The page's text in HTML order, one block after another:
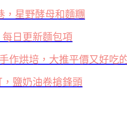
，星野酵母和麵糰
日更新麵包項
作烘培，大推平價又好吃
鹽奶油卷搶鋒頭